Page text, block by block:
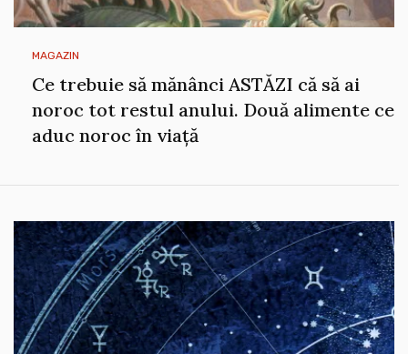
MAGAZIN
Ce trebuie să mănânci ASTĂZI că să ai
noroc tot restul anului. Două alimente ce
aduc noroc în viață